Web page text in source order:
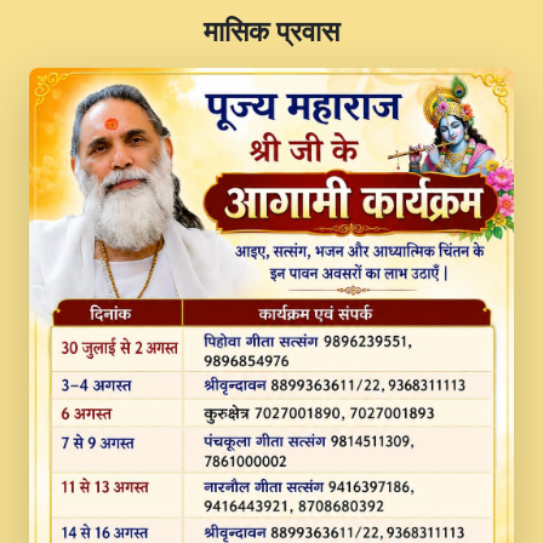
JINU SATGURU AAP BULAVE by Rasik
Pawan ji 20-11-19 Sankirtan At VEER JI
PRABHU KUTEER CHANNEL.mp3
Kina Sohna Tera Bhawan Sajaya Mata
Vaishno Devi Aarti Mata Rani Bhajan By
Lakhwinder Wadali Ji.mp3
MERE MANN VICH KANTH KALER
NEW PUNAJBI DEVOTIONAL SONG 2017
FULL VIDEO HD.mp3
Na To Roop Hai Bindu Ji Maharaj Pad - A
Divine Bhajan by Shri Indresh Ji
#BhaktiPath.mp3
Radha Rani Ki Kirpa Best Devotional
Song By Chitra Vichitra.mp3
​मासिक प्रवास